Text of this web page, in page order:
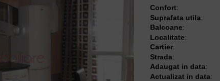
Confort:
Suprafata utila:
Balcoane:
Localitate:
Cartier:
Strada:
Adaugat in data:
Actualizat in data: